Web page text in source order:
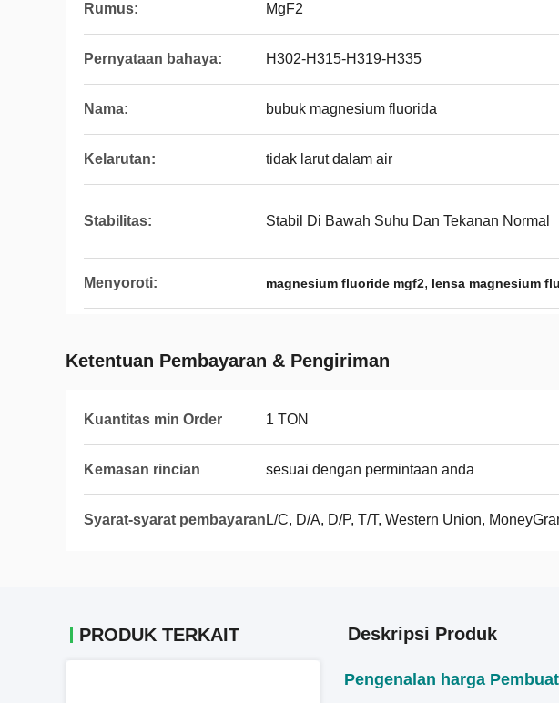
Rumus: MgF2
Pernyataan bahaya: H302-H315-H319-H335
Nama: bubuk magnesium fluorida
Kelarutan: tidak larut dalam air
Stabilitas: Stabil Di Bawah Suhu Dan Tekanan Normal
Menyoroti: magnesium fluoride mgf2, lensa magnesium
Ketentuan Pembayaran & Pengiriman
Kuantitas min Order 1 TON
Kemasan rincian sesuai dengan permintaan anda
Syarat-syarat pembayaran L/C, D/A, D/P, T/T, Western Union,
PRODUK TERKAIT Deskripsi Produk
Pengenalan harga